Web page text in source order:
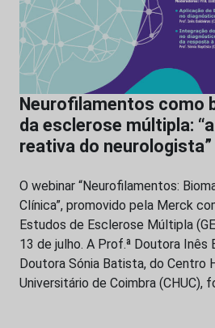
Neurofilamentos como
da esclerose múltipla:
reativa do neurologista”
O webinar “Neurofilamentos:
Clínica”, promovido pela Merck
Estudos de Esclerose Múltipla
13 de julho. A Prof.ª Doutora Inês
Doutora Sónia Batista, do Centro
Universitário de Coimbra (CHUC),